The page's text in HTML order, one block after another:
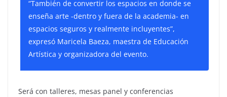
“También de convertir los espacios en donde se
enseña arte -dentro y fuera de la academia- en
espacios seguros y realmente incluyentes”,
expresó Maricela Baeza, maestra de Educación
Artística y organizadora del evento.
Será con talleres, mesas panel y conferencias